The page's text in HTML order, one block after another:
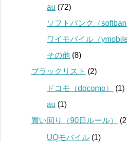
au (72)
ソフトバンク（
ワイモバイル（ymobile
その他 (8)
ブラックリスト (2)
ドコモ（docomo）
(1)
au (1)
買い回り（90日ルール）
UQモバイル (1)